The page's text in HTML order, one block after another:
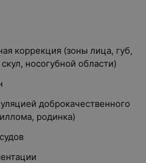
коррекция (зоны лица, губ,
носогубной области)
доброкачественного
родинка)